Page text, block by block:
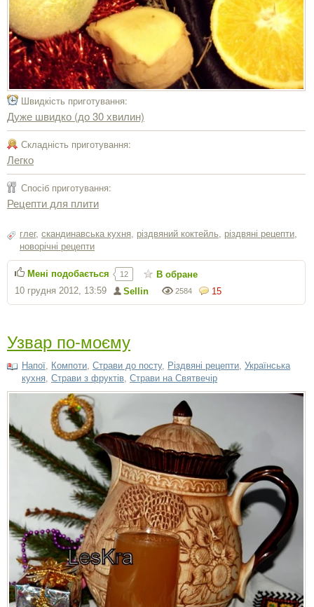
Швидкість приготування:
Дуже швидко (до 30 хвилин)
Складність приготування:
Легко
Спосіб приготування:
Рецепти для плити
глег, скандинавська кухня, різдвяний коктейль, різдвяні рецепти,
новорічні рецепти
15
2584
Sellin
10 грудня 2012, 13:59
Мені подобається 12 В обране
Узвар по-моєму
Напої, Компоти, Страви до посту, Різдвяні рецепти, Українська
кухня, Страви з фруктів, Страви на Святвечір